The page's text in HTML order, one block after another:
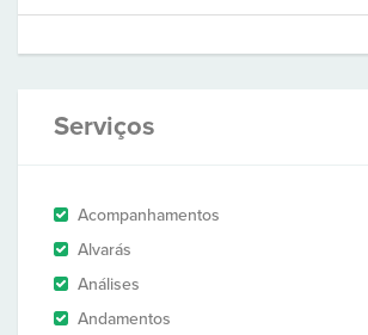
Serviços
Acompanhamentos
Alvarás
Análises
Andamentos